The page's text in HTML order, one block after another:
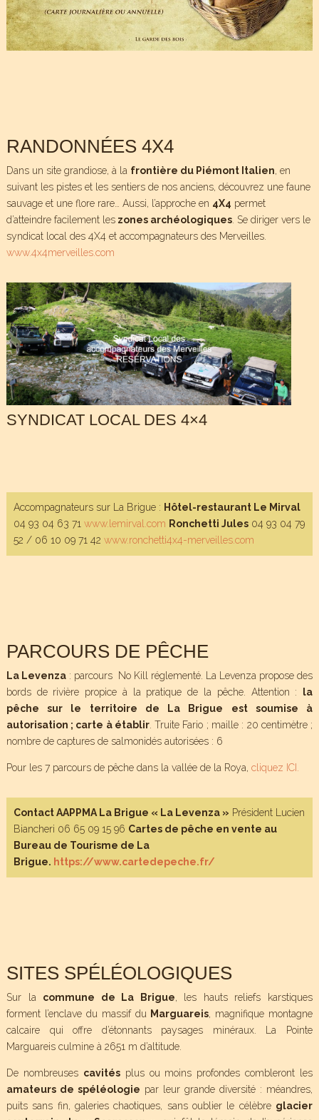
RANDONNÉES 4X4
Dans un site grandiose, à la frontière du Piémont Italien , en
suivant les pistes et les sentiers de nos anciens, découvrez une faune
sauvage et une flore rare… Aussi, l’approche en 4X4 permet
d’atteindre facilement leszones archéologiques. Se diriger vers le
syndicat local des 4X4 et accompagnateurs des Merveilles.
www.4x4merveilles.com
SYNDICAT LOCAL DES 4×4
Accompagnateurs sur La Brigue : Hôtel-restaurant Le Mirval
04 93 04 63 71 www.lemirval.com Ronchetti Jules04 93 04 79
52 / 06 10 09 71 42 www.ronchetti4x4-merveilles.com
PARCOURS DE PÊCHE
La Levenza: parcours No Kill réglementé. La Levenza propose des
bords de rivière propice à la pratique de la pêche. Attention :
la
pêche sur le territoire de La Brigue est soumise à
autorisation ; carte à établir. Truite Fario ; maille : 20 centimètre ;
nombre de captures de salmonidés autorisées : 6
Pour les 7 parcours de pêche dans la vallée de la Roya, cliquez ICI.
Contact AAPPMA La Brigue « La Levenza » Président Lucien
Biancheri 06 65 09 15 96 Cartes de pêche en vente au
Bureau de Tourisme de La
Brigue. https://www.cartedepeche.fr/
SITES SPÉLÉOLOGIQUES
Sur la commune de La Brigue , les hauts reliefs karstiques
forment l’enclave du massif du Marguareis , magnifique montagne
calcaire qui offre d’étonnants paysages minéraux. La Pointe
Marguareis culmine à 2651 m d’altitude.
De nombreuses cavitésplus ou moins profondes combleront les
amateurs de spéléologie par leur grande diversité : méandres,
puits sans fin, galeries chaotiques, sans oublier le célèbre glacier